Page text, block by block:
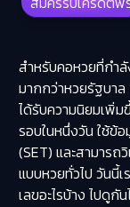
สำหรับคอหวยที่กำ
มากกว่าหวยรัฐบาล
ได้รับความนิยมเพิ่ม
รอบในหนึ่งวัน ใช้ข้
(SET) และสามารถ
แบบหวยทั่วไป วันนี้
เลขอะไรบ้าง ไปดูกัน